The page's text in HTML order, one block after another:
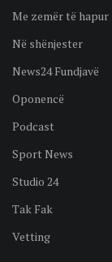
Me zemër të hapur
Në shënjester
News24 Fundjavë
Oponencë
Podcast
Sport News
Studio 24
Tak Fak
Vetting